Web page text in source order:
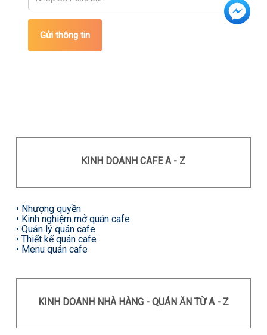
Gửi thông tin
KINH DOANH CAFE A - Z
• Nhượng quyền
• Kinh nghiệm mở quán cafe
• Quản lý quán cafe
• Thiết kế quán cafe
• Menu quán cafe
KINH DOANH NHÀ HÀNG - QUÁN ĂN TỪ A - Z